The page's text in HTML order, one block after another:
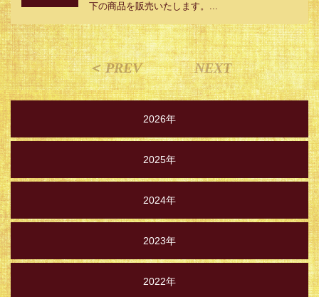
下の商品を販売いたします。...
＜ PREV NEXT
2026年
2025年
2024年
2023年
2022年